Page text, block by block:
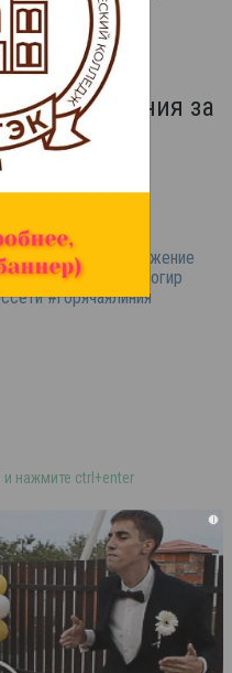
к
извинения за
#энергоснабжение
#Хурикау #Ногир
#горячаялиния
и нажмите ctrl+enter
i